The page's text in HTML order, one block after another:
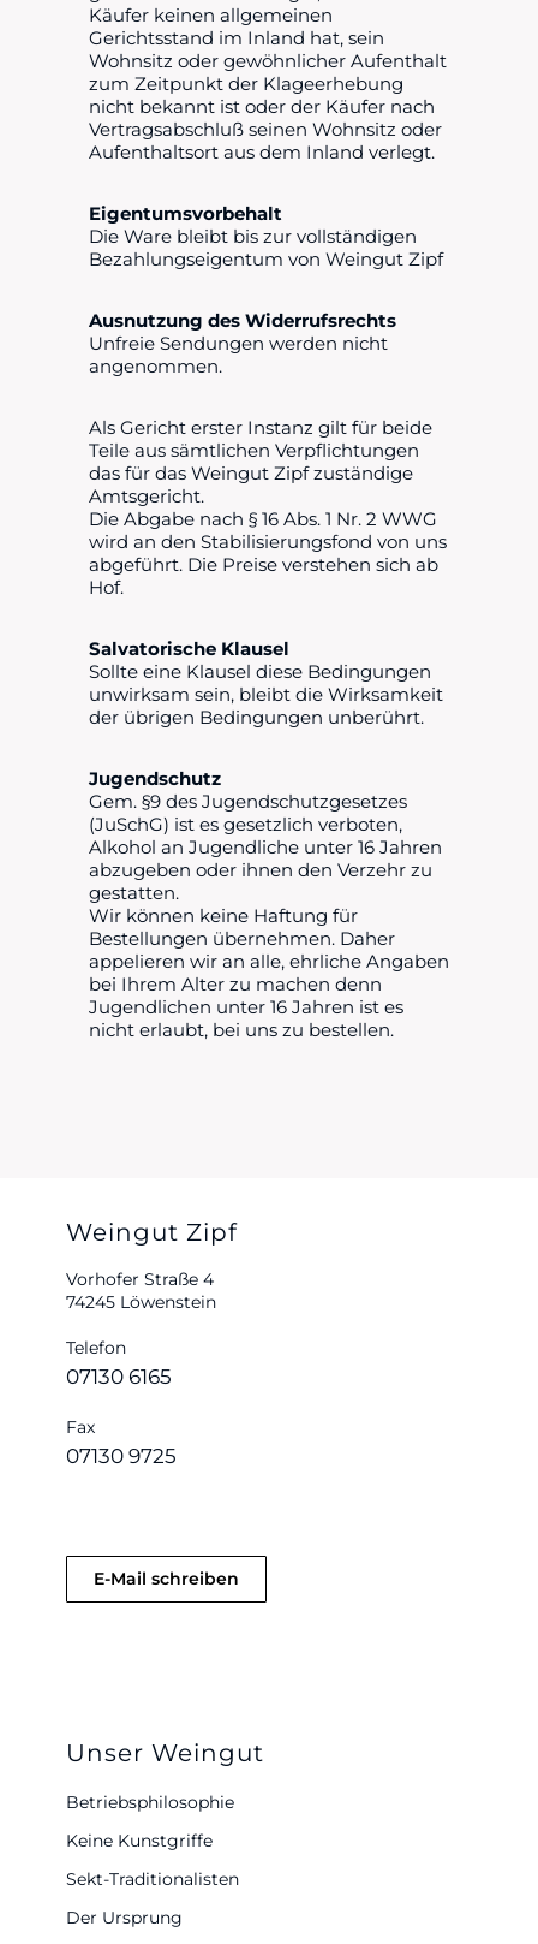
Käufer keinen allgemeinen
Gerichtsstand im Inland hat, sein
Wohnsitz oder gewöhnlicher Aufenthalt
zum Zeitpunkt der Klageerhebung
nicht bekannt ist oder der Käufer nach
Vertragsabschluß seinen Wohnsitz oder
Aufenthaltsort aus dem Inland verlegt.
Eigentumsvorbehalt
Die Ware bleibt bis zur vollständigen
Bezahlungseigentum von Weingut Zipf
Ausnutzung des Widerrufsrechts
Unfreie Sendungen werden nicht
angenommen.
Als Gericht erster Instanz gilt für beide
Teile aus sämtlichen Verpflichtungen
das für das Weingut Zipf zuständige
Amtsgericht.
Die Abgabe nach § 16 Abs. 1 Nr. 2 WWG
wird an den Stabilisierungsfond von uns
abgeführt. Die Preise verstehen sich ab
Hof.
Salvatorische Klausel
Sollte eine Klausel diese Bedingungen
unwirksam sein, bleibt die Wirksamkeit
der übrigen Bedingungen unberührt.
Jugendschutz
Gem. §9 des Jugendschutzgesetzes
(JuSchG) ist es gesetzlich verboten,
Alkohol an Jugendliche unter 16 Jahren
abzugeben oder ihnen den Verzehr zu
gestatten.
Wir können keine Haftung für
Bestellungen übernehmen. Daher
appelieren wir an alle, ehrliche Angaben
bei Ihrem Alter zu machen denn
Jugendlichen unter 16 Jahren ist es
nicht erlaubt, bei uns zu bestellen.
Weingut Zipf
Vorhofer Straße 4
74245 Löwenstein
Telefon
07130 6165
Fax
07130 9725
E-Mail schreiben
Unser Weingut
Betriebsphilosophie
Keine Kunstgriffe
Sekt-Traditionalisten
Der Ursprung